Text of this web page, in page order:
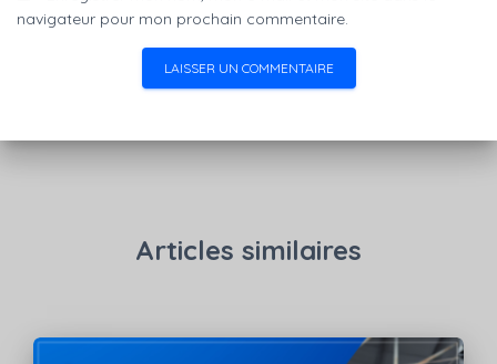
navigateur pour mon prochain commentaire.
Articles similaires